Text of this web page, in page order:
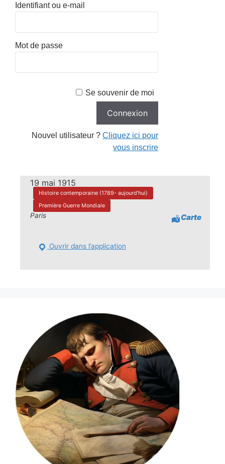
Identifiant ou e-mail
Mot de passe
Se souvenir de moi
Nouvel utilisateur ?Cliquez ici pour
vous inscrire
19 mai 1915
Histoire contemporaine (1789- aujourd'hui)
Première Guerre Mondiale
Paris Carte
Ouvrir dans l’application